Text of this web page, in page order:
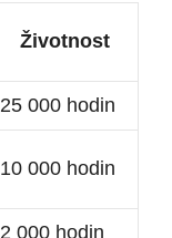
Životnost
25 000 hodin
10 000 hodin
2 000 hodin